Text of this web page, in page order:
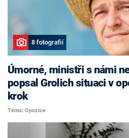
8 fotografií
Úmorné, ministři s námi
popsal Grolich situaci v
krok
Téma: Opozice